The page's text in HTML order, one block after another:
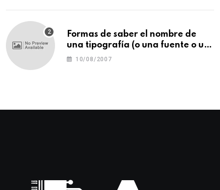
Formas de saber el nombre de
una tipografía (o una fuente o un
tipo de letra)
10/08/2007